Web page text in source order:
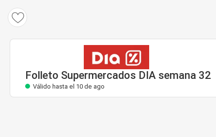
Folleto Supermercados DIA semana 32
Válido hasta el 10 de ago